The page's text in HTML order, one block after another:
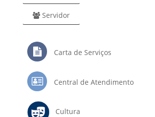
Servidor
Carta de Serviços
Central de Atendimento
Cultura